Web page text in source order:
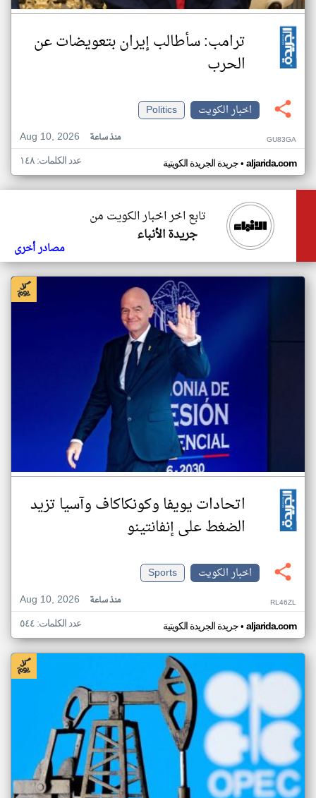
ترامب: سأطالب إيران بتعويضات عن
الحرب
اخبار الكويت
Politics
Aug 10, 2026
منذ ساعة GU83GA
جريدة الجريدة الكويتية• aljarida.com عدد الكلمات: ١٤٨
تابع اخر اخبار الكويت من
جريدة الأنباء
مصادر أخرى
اتحادات يويفا وكونكاكاف وآسيا تزيد
الضغط على إنفانتينو
اخبار الكويت
Sports
Aug 10, 2026
منذ ساعة RL46ZL
جريدة الجريدة الكويتية• aljarida.com عدد الكلمات: ٥٤٤